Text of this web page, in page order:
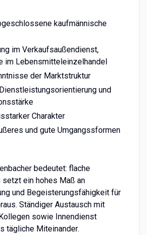
kaufmännische
im Verkaufsaußendienst,
im Lebensmitteleinzelhandel
der Marktstruktur
und
Charakter
und gute Umgangssformen
bedeutet: flache
setzt ein hohes Maß an
und Begeisterungsfähigkeit für
Ständiger Austausch mit
sowie Innendienst
tägliche Miteinander.